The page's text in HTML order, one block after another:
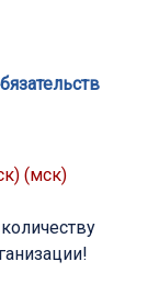
(мск)